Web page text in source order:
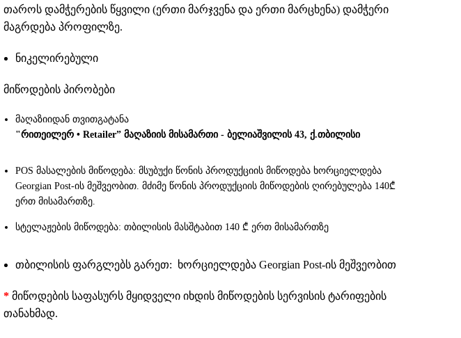
თაროს დამჭერების წყვილი (ერთი მარჯვენა და ერთი მარცხენა) დამჭერი
მაგრდება პროფილზე.
ნიკელირებული
მიწოდების პირობები
მაღაზიიდან თვითგატანა
"რითეილერ • Retailer” მაღაზიის მისამართი - ბელიაშვილის 43, ქ.თბილისი
POS მასალების მიწოდება: მსუბუქი წონის პროდუქციის მიწოდება ხორციელდება
Georgian Post-ის მეშვეობით. მძიმე წონის პროდუქციის მიწოდების ღირებულება 140₾
ერთ მისამართზე.
სტელაჟების მიწოდება: თბილისის მასშტაბით 140 ₾ ერთ მისამართზე
თბილისის ფარგლებს გარეთ: ხორციელდება Georgian Post-ის მეშვეობით
* მიწოდების საფასურს მყიდველი იხდის მიწოდების სერვისის ტარიფების
თანახმად.